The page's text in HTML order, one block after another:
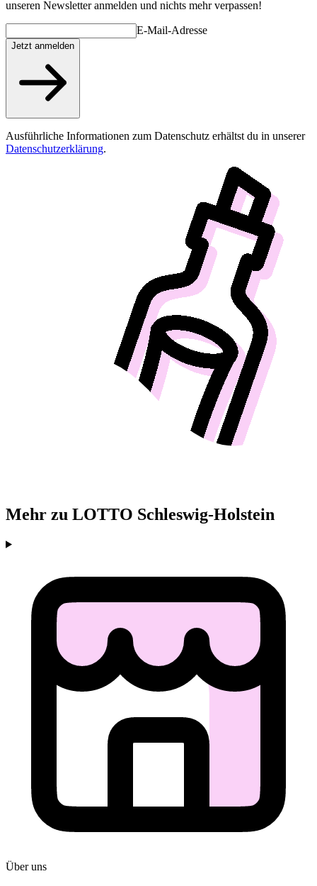
unseren Newsletter anmelden und nichts mehr verpassen!
E-Mail-Adresse
Jetzt anmelden
Ausführliche Informationen zum Datenschutz erhältst du in unserer
Datenschutzerklärung.
Mehr zu LOTTO Schleswig-Holstein
Über uns